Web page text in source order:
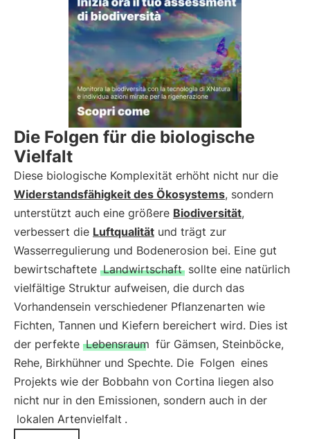
Die Folgen für die biologische
Vielfalt
Diese biologische Komplexität erhöht nicht nur die
Widerstandsfähigkeit des Ökosystems, sondern
unterstützt auch eine größere Biodiversität,
verbessert die Luftqualität und trägt zur
Wasserregulierung und Bodenerosion bei. Eine gut
bewirtschaftete Landwirtschaft sollte eine natürlich
vielfältige Struktur aufweisen, die durch das
Vorhandensein verschiedener Pflanzenarten wie
Fichten, Tannen und Kiefern bereichert wird. Dies ist
der perfekte Lebensraum für Gämsen, Steinböcke,
Rehe, Birkhühner und Spechte. Die Folgen eines
Projekts wie der Bobbahn von Cortina liegen also
nicht nur in den Emissionen, sondern auch in der
lokalen Artenvielfalt .